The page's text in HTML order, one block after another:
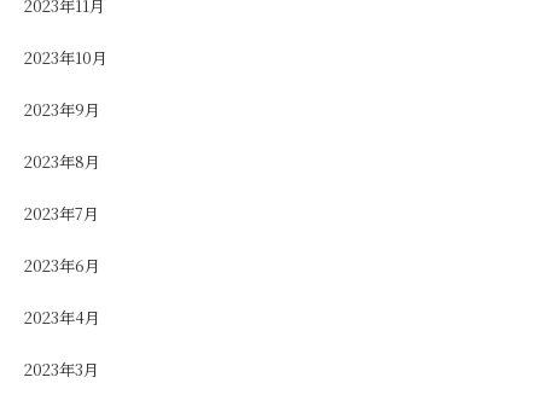
2023年11月
2023年10月
2023年9月
2023年8月
2023年7月
2023年6月
2023年4月
2023年3月